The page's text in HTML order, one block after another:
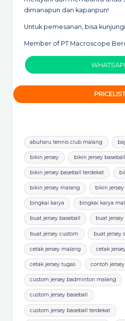
dimanapun dan kapanpun!
Untuk pemesanan, bisa kunjungi
Member of PT Macroscope
PRICELIST
Tags:
abuharu tennis club malang
bikin jersey bikin jersey
bikin jersey baseball terdekat
bikin jersey malang bikin jersey
bingkai karya bingkai karya
buat jersey baseball buat
buat jersey custom buat jersey
cetak jersey malang cetak
cetak jersey tugas contoh
custom jersey badminton malang
custom jersey baseball
custom jersey baseball terdekat